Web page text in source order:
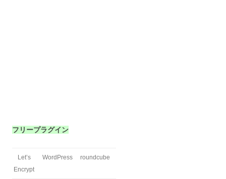
フリープラグイン
Let’s
Encrypt
WordPress roundcube